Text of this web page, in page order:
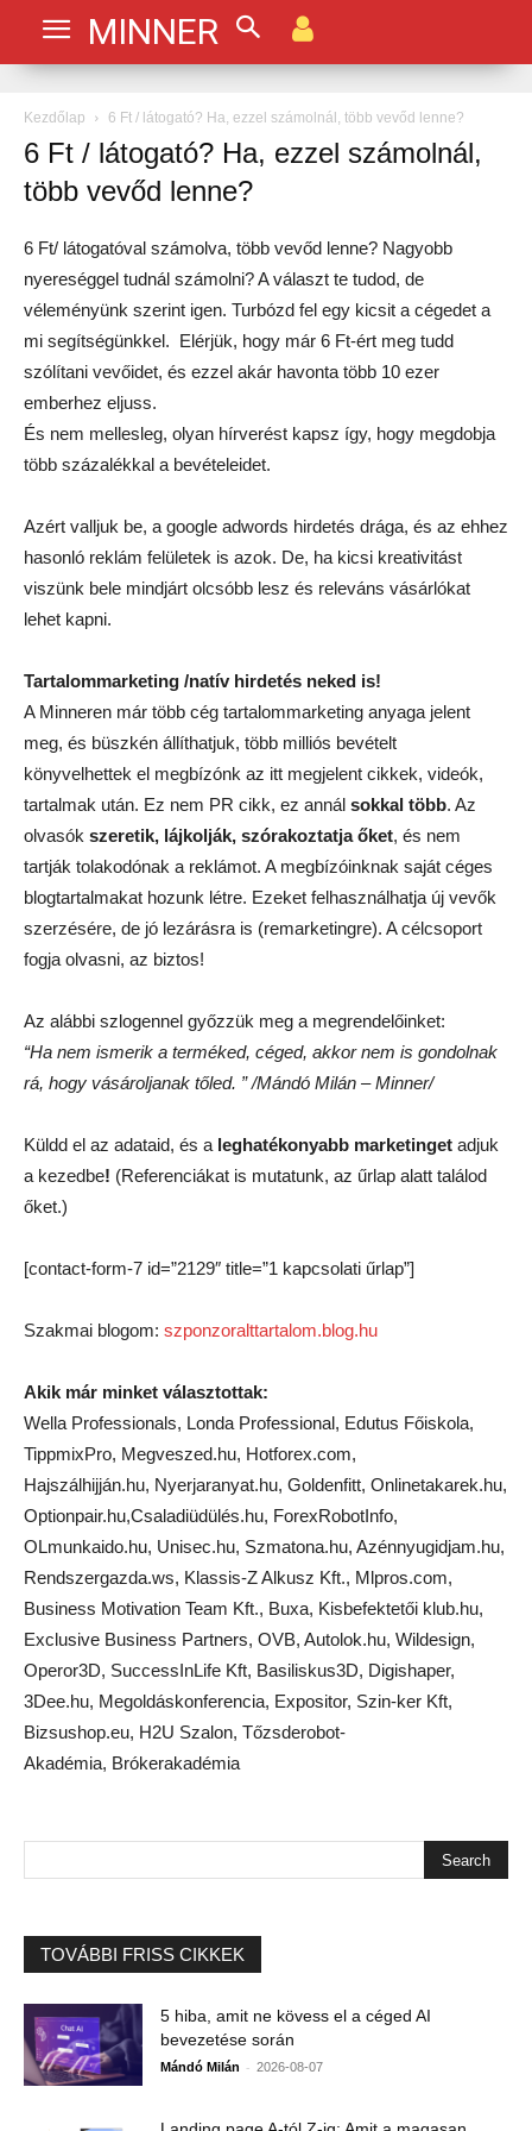
MINNER
Kezdőlap 6 Ft / látogató? Ha, ezzel számolnál, több vevőd lenne?
6 Ft / látogató? Ha, ezzel számolnál,
több vevőd lenne?
6 Ft/ látogatóval számolva, több vevőd lenne? Nagyobb
nyereséggel tudnál számolni? A választ te tudod, de
véleményünk szerint igen. Turbózd fel egy kicsit a cégedet a
mi segítségünkkel. Elérjük, hogy már 6 Ft-ért meg tudd
szólítani vevőidet, és ezzel akár havonta több 10 ezer
emberhez eljuss.
És nem mellesleg, olyan hírverést kapsz így, hogy megdobja
több százalékkal a bevételeidet.
Azért valljuk be, a google adwords hirdetés drága, és az ehhez
hasonló reklám felületek is azok. De, ha kicsi kreativitást
viszünk bele mindjárt olcsóbb lesz és releváns vásárlókat
lehet kapni.
Tartalommarketing /natív hirdetés neked is!
A Minneren már több cég tartalommarketing anyaga jelent
meg, és büszkén állíthatjuk, több milliós bevételt
könyvelhettek el megbízónk az itt megjelent cikkek, videók,
tartalmak után. Ez nem PR cikk, ez annál sokkal több. Az
olvasók szeretik, lájkolják, szórakoztatja őket, és nem
tartják tolakodónak a reklámot. A megbízóinknak saját céges
blogtartalmakat hozunk létre. Ezeket felhasználhatja új vevők
szerzésére, de jó lezárásra is (remarketingre). A célcsoport
fogja olvasni, az biztos!
Az alábbi szlogennel győzzük meg a megrendelőinket:
“Ha nem ismerik a terméked, céged, akkor nem is gondolnak
rá, hogy vásároljanak tőled. ” /Mándó Milán – Minner/
Küldd el az adataid, és a leghatékonyabb marketinget adjuk
a kezedbe! (Referenciákat is mutatunk, az űrlap alatt találod
őket.)
[contact-form-7 id=”2129″ title=”1 kapcsolati űrlap”]
Szakmai blogom: szponzoralttartalom.blog.hu
Akik már minket választottak:
Wella Professionals, Londa Professional, Edutus Főiskola,
TippmixPro, Megveszed.hu, Hotforex.com,
Hajszálhijján.hu, Nyerjaranyat.hu, Goldenfitt, Onlinetakarek.hu,
Optionpair.hu,Csaladiüdülés.hu, ForexRobotInfo,
OLmunkaido.hu, Unisec.hu, Szmatona.hu, Azénnyugidjam.hu,
Rendszergazda.ws, Klassis-Z Alkusz Kft., Mlpros.com,
Business Motivation Team Kft., Buxa, Kisbefektetői klub.hu,
Exclusive Business Partners, OVB, Autolok.hu, Wildesign,
Operor3D, SuccessInLife Kft, Basiliskus3D, Digishaper,
3Dee.hu, Megoldáskonferencia, Expositor, Szin-ker Kft,
Bizsushop.eu, H2U Szalon, Tőzsderobot-
Akadémia, Brókerakadémia
TOVÁBBI FRISS CIKKEK
5 hiba, amit ne kövess el a céged AI
bevezetése során
Mándó Milán - 2026-08-07